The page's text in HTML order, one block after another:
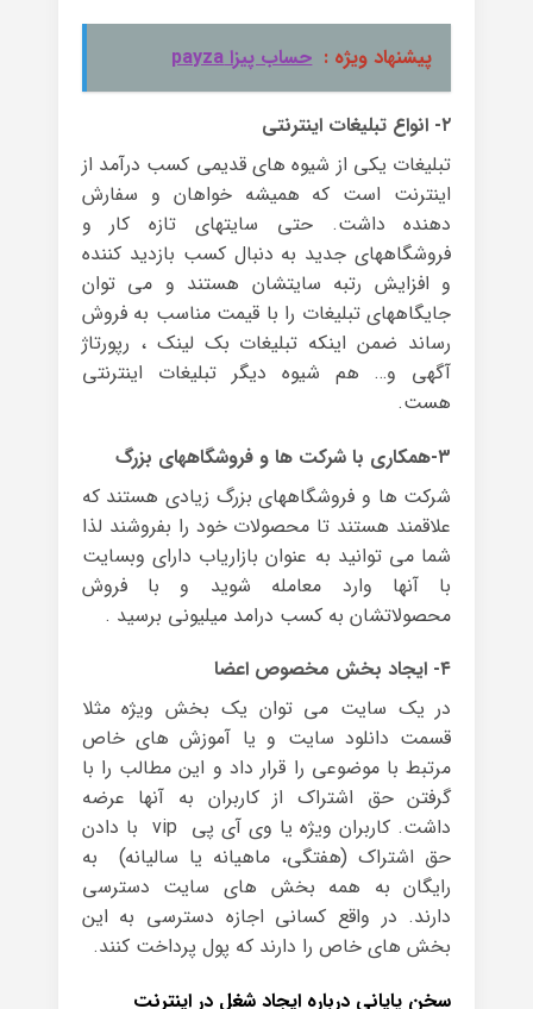
پیشنهاد ویژه : حساب پیزا payza
۲- انواع تبلیغات اینترنتی
تبلیغات یکی از شیوه های قدیمی کسب درآمد از
اینترنت است که همیشه خواهان و سفارش
دهنده داشت. حتی سایتهای تازه کار و
فروشگاههای جدید به دنبال کسب بازدید کننده
و افزایش رتبه سایتشان هستند و می توان
جایگاههای تبلیغات را با قیمت مناسب به فروش
رساند ضمن اینکه تبلیغات بک لینک ، رپورتاژ
آگهی و… هم شیوه دیگر تبلیغات اینترنتی
هست.
۳-همکاری با شرکت ها و فروشگاههای بزرگ
شرکت ها و فروشگاههای بزرگ زیادی هستند که
علاقمند هستند تا محصولات خود را بفروشند لذا
شما می توانید به عنوان بازاریاب دارای وبسایت
با آنها وارد معامله شوید و با فروش
محصولاتشان به کسب درامد میلیونی برسید .
۴- ایجاد بخش مخصوص اعضا
در یک سایت می توان یک بخش ویژه مثلا
قسمت دانلود سایت و یا آموزش های خاص
مرتبط با موضوعی را قرار داد و این مطالب را با
گرفتن حق اشتراک از کاربران به آنها عرضه
داشت. کاربران ویژه یا وی آی پی vip با دادن
حق اشتراک (هفتگی، ماهیانه یا سالیانه) به
رایگان به همه بخش های سایت دسترسی
دارند. در واقع کسانی اجازه دسترسی به این
بخش های خاص را دارند که پول پرداخت کنند.
سخن پایانی درباره ایجاد شغل در اینترنت